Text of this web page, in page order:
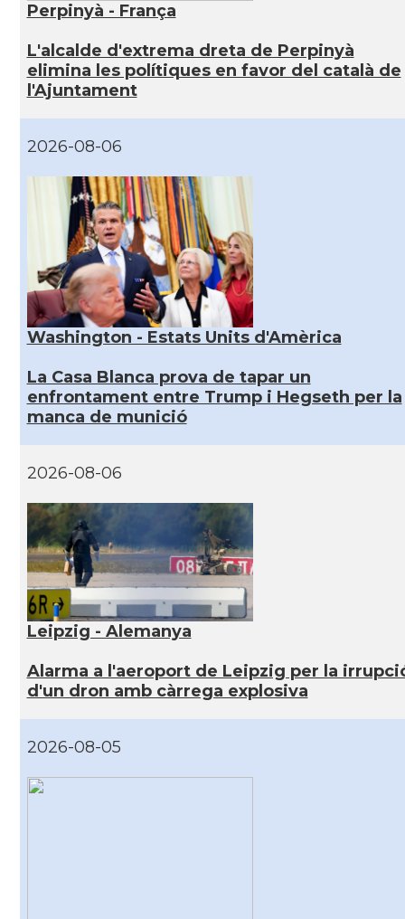
Perpinyà - França
L'alcalde d'extrema dreta de Perpinyà
elimina les polítiques en favor del català de
l'Ajuntament
2026-08-06
Washington - Estats Units d'Amèrica
La Casa Blanca prova de tapar un
enfrontament entre Trump i Hegseth per la
manca de munició
2026-08-06
Leipzig - Alemanya
Alarma a l'aeroport de Leipzig per la
d'un dron amb càrrega explosiva
2026-08-05